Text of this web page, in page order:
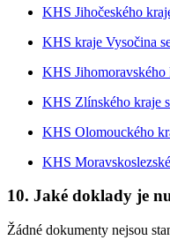
KHS Jihočeského
KHS kraje Vysočina
KHS Jihomoravského
KHS Zlínského kraje
KHS Olomouckého
KHS
10. Jaké doklady je
Žádné dokumenty nejsou